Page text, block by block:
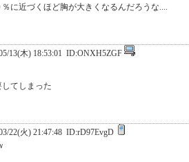
に近づくほど胸が大きくなるんだろうな....
13(木) 18:53:01 ID:ONXH5ZGF
てしまった
22(火) 21:47:48 ID:rD97EvgD